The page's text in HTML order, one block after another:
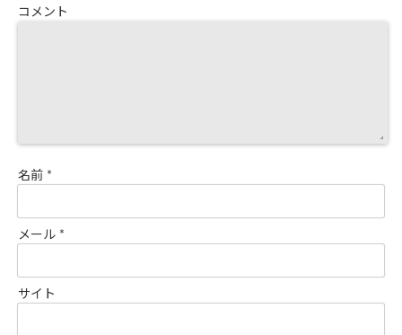
コメント
名前 *
メール *
サイト